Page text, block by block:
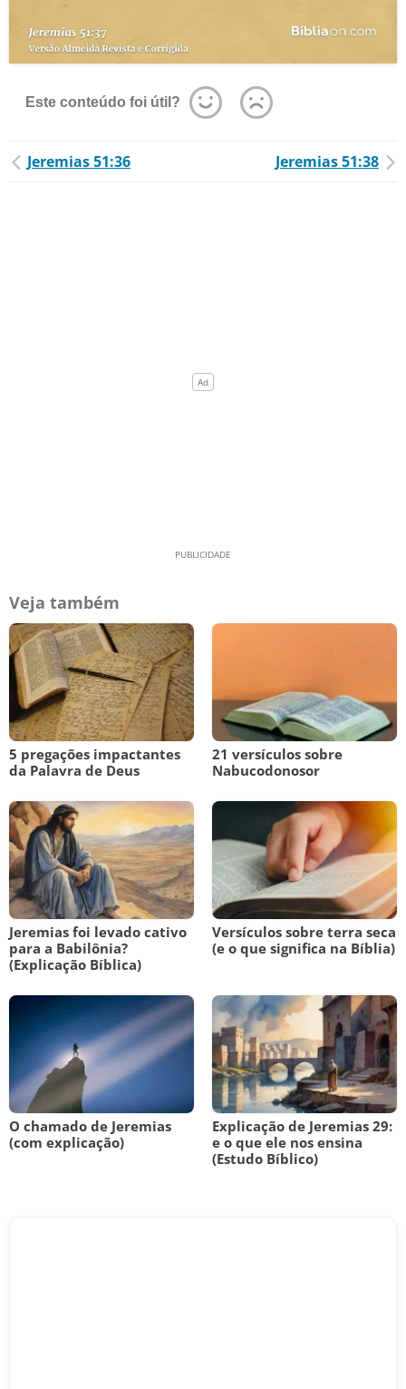
Este conteúdo foi útil?
Jeremias 51:36 Jeremias 51:38
Veja também
5 pregações impactantes
da Palavra de Deus
21 versículos sobre
Nabucodonosor
Jeremias foi levado cativo
para a Babilônia?
(Explicação Bíblica)
Versículos sobre terra seca
(e o que significa na Bíblia)
O chamado de Jeremias
(com explicação)
Explicação de Jeremias 29:
e o que ele nos ensina
(Estudo Bíblico)